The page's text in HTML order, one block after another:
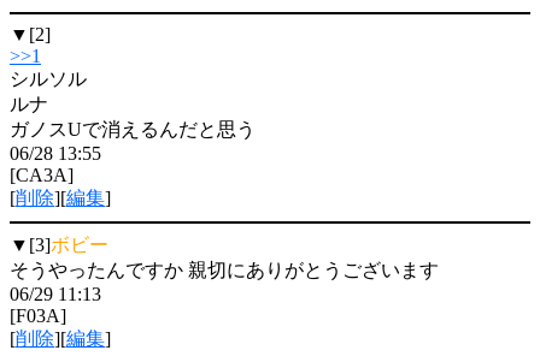
▼[2]
>>1
シルソル
ルナ
ガノスUで消えるんだと思う
06/28 13:55
[CA3A]
[削除][編集]
▼[3]ボビー
そうやったんですか 親切にありがとうございます
06/29 11:13
[F03A]
[削除][編集]